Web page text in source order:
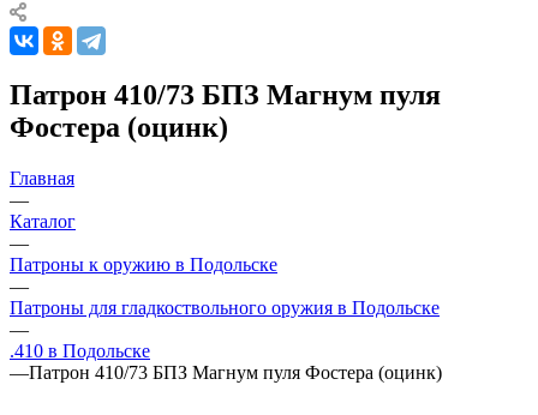
Патрон 410/73 БПЗ Магнум пуля
Фостера (оцинк)
Главная
—
Каталог
—
Патроны к оружию в Подольске
—
Патроны для гладкоствольного оружия в Подольске
—
.410 в Подольске
—Патрон 410/73 БПЗ Магнум пуля Фостера (оцинк)